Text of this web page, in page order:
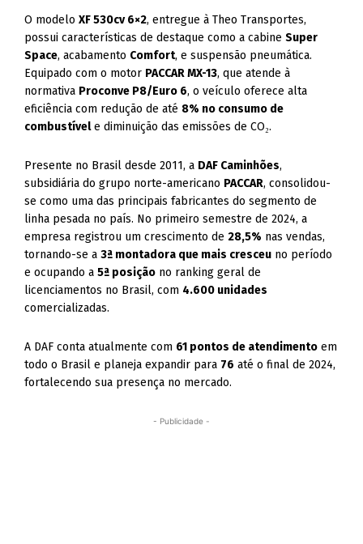
O modeloXF 530cv 6×2, entregue à Theo Transportes,
possui características de destaque como a cabineSuper
Space, acabamento Comfort, e suspensão pneumática.
Equipado com o motor PACCAR MX-13, que atende à
normativa Proconve P8/Euro 6, o veículo oferece alta
eficiência com redução de até 8% no consumo de
combustívele diminuição das emissões de CO₂.
Presente no Brasil desde 2011, a DAF Caminhões,
subsidiária do grupo norte-americano PACCAR, consolidou-
se como uma das principais fabricantes do segmento de
linha pesada no país. No primeiro semestre de 2024, a
empresa registrou um crescimento de28,5% nas vendas,
tornando-se a3ª montadora que mais cresceu no período
e ocupando a5ª posição no ranking geral de
licenciamentos no Brasil, com 4.600 unidades
comercializadas.
A DAF conta atualmente com 61 pontos de atendimento em
todo o Brasil e planeja expandir para 76 até o final de 2024,
fortalecendo sua presença no mercado.
- Publicidade -